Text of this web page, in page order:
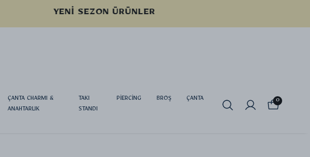
ÇANTA CHARMI &
ANAHTARLIK
TAKI
STANDI
PİERCİNG BROŞ ÇANTA 0